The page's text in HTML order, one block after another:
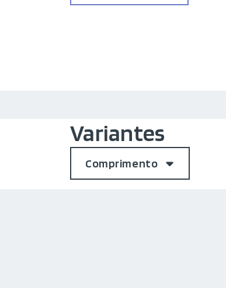
Variantes
Comprimento